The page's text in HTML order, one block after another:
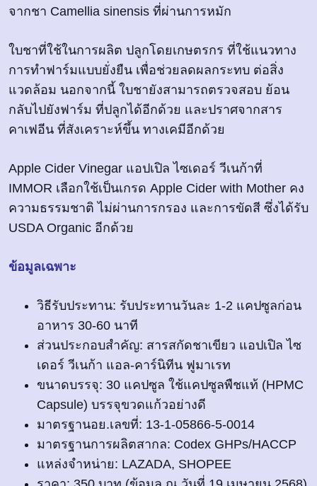
จากชา Camellia sinensis ที่ผ่านการหมัก
ใบชาที่ใช้ในการผลิต ปลูกโดยเกษตรกร ที่ใช้แนวทาง
การทำฟาร์มแบบยั่งยืน เพื่อช่วยลดผลกระทบ ต่อสิ่ง
แวดล้อม นอกจากนี้ ใบชายังสามารถตรวจสอบ ย้อน
กลับไปยังฟาร์ม ที่ปลูกได้อีกด้วย และปราศจากสาร
คาเฟอีน ที่สังเคราะห์ขึ้น ทางเคมีอีกด้วย
Apple Cider Vinegar แอปเปิล ไซเดอร์ วีเนก้าที่
IMMOR เลือกใช้เป็นเกรด Apple Cider with Mother คง
ความธรรมชาติ ไม่ผ่านการกรอง และการขัดสี ซึ่งได้รับ
USDA Organic อีกด้วย
ข้อมูลเฉพาะ
วิธีรับประทาน: รับประทานวันละ 1-2 แคปซูลก่อน
อาหาร 30-60 นาที
ส่วนประกอบสำคัญ: สารสกัดชาเขียว แอปเปิล ไซ
เดอร์ วีเนก้า แอล-คาร์นิทีน ฟูมาเรท
ขนาดบรรจุ: 30 แคปซูล ใช้แคปซูลพืชแท้ (HPMC
Capsule) บรรจุขวดแก้วอย่างดี
มาตรฐานอย.เลขที่: 13-1-05866-5-0014
มาตรฐานการผลิตสากล: Codex GHPs/HACCP
แหล่งจำหน่าย: LAZADA, SHOPEE